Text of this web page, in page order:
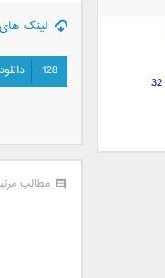
لینک
128
مطالب